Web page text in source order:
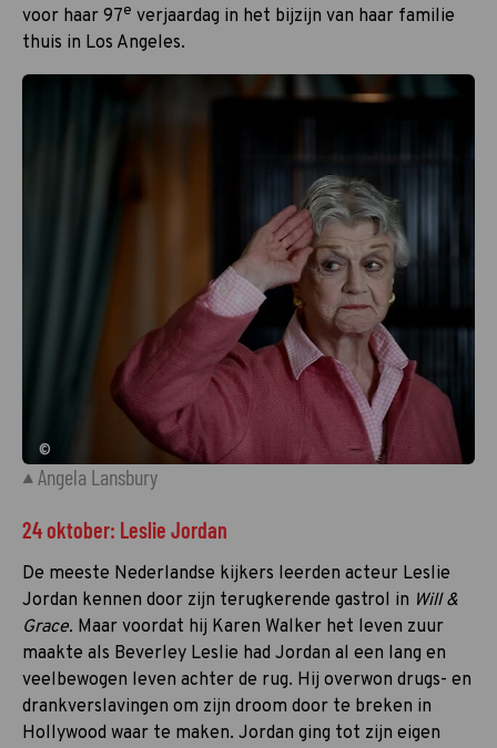
voor haar 97e verjaardag in het bijzijn van haar familie
thuis in Los Angeles.
©
Angela Lansbury
24 oktober: Leslie Jordan
De meeste Nederlandse kijkers leerden acteur Leslie
Jordan kennen door zijn terugkerende gastrol in Will &
Grace. Maar voordat hij Karen Walker het leven zuur
maakte als Beverley Leslie had Jordan al een lang en
veelbewogen leven achter de rug. Hij overwon drugs- en
drankverslavingen om zijn droom door te breken in
Hollywood waar te maken. Jordan ging tot zijn eigen